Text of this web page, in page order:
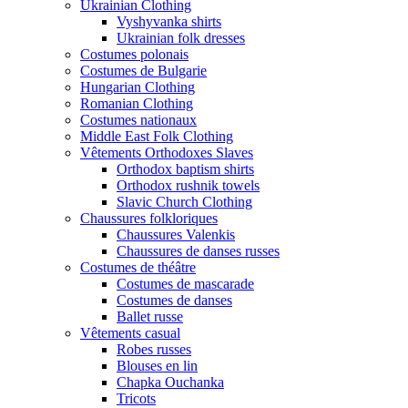
Ukrainian Clothing
Vyshyvanka shirts
Ukrainian folk dresses
Costumes polonais
Costumes de Bulgarie
Hungarian Clothing
Romanian Clothing
Costumes nationaux
Middle East Folk Clothing
Vêtements Orthodoxes Slaves
Orthodox baptism shirts
Orthodox rushnik towels
Slavic Church Clothing
Chaussures folkloriques
Chaussures Valenkis
Chaussures de danses russes
Costumes de théâtre
Costumes de mascarade
Costumes de danses
Ballet russe
Vêtements casual
Robes russes
Blouses en lin
Chapka Ouchanka
Tricots